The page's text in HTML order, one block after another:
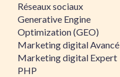
Réseaux sociaux
Generative Engine
Optimization (GEO)
Marketing digital Avancé
Marketing digital Expert
PHP